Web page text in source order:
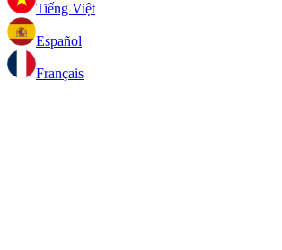
Tiếng Việt
Español
Français